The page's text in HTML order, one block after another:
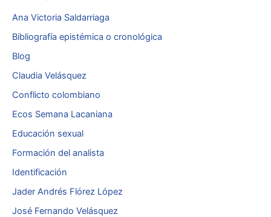
Ana Victoria Saldarriaga
Bibliografía epistémica o cronológica
Blog
Claudia Velásquez
Conflicto colombiano
Ecos Semana Lacaniana
Educación sexual
Formación del analista
Identificación
Jader Andrés Flórez López
José Fernando Velásquez